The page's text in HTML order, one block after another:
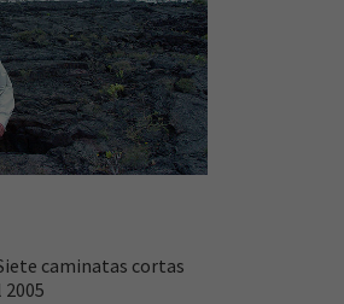
caminatas cortas
Necesarias
Estas
cookies no
son
opcionales.
Son
necesarias